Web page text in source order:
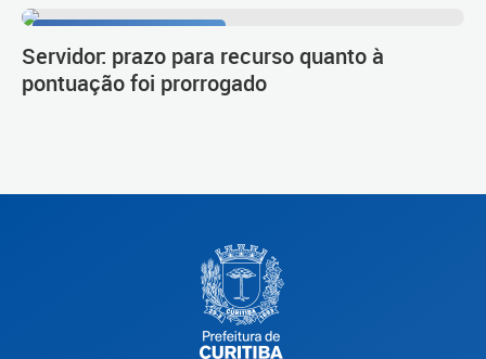
Servidor: prazo para recurso quanto à
pontuação foi prorrogado